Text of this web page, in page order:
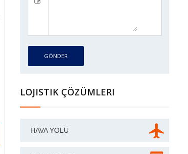
GÖNDER
LOJISTIK ÇÖZÜMLERI
HAVA YOLU